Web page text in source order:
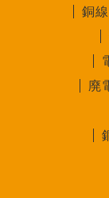
銅
廃